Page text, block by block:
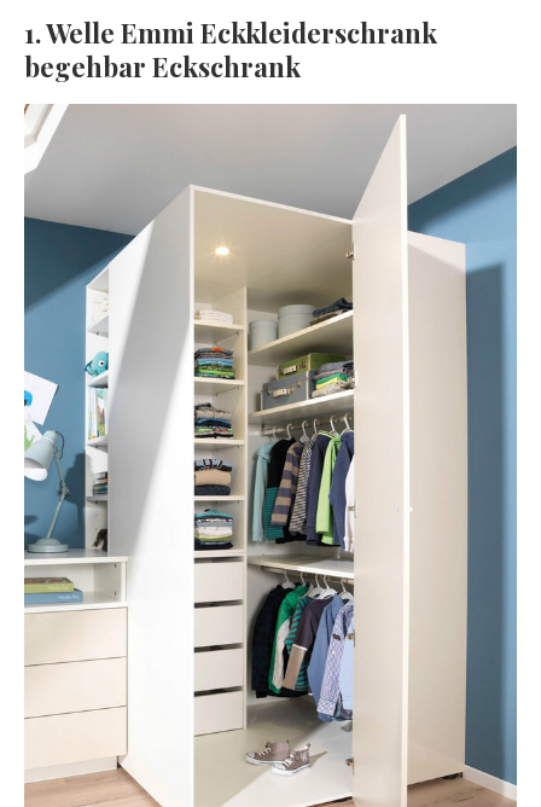
1. Welle Emmi Eckkleiderschrank
begehbar Eckschrank